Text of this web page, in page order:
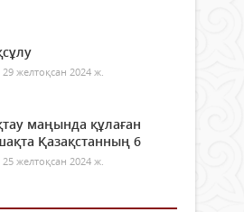
29 желтоқсан 2024 ж.
маңында құлаған
Қазақстанның 6
25 желтоқсан 2024 ж.